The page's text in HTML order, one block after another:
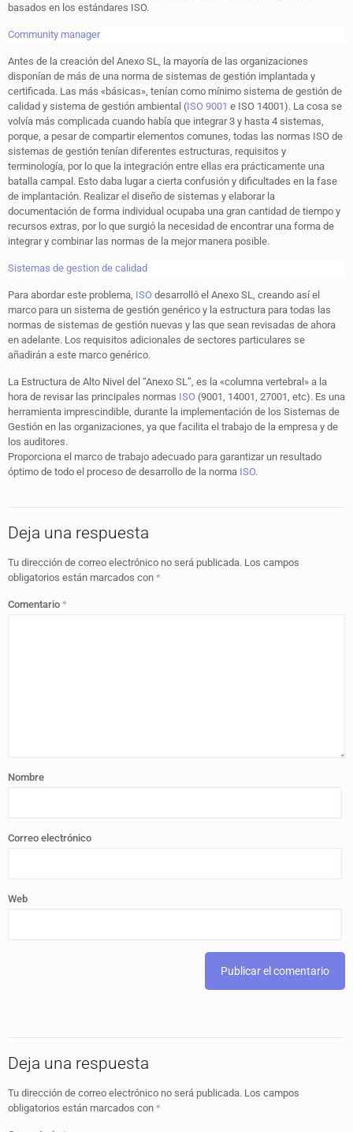
basados en los estándares ISO.
Community manager
Antes de la creación del Anexo SL, la mayoría de las organizaciones
disponían de más de una norma de sistemas de gestión implantada y
certificada. Las más «básicas», tenían como mínimo sistema de gestión de
calidad y sistema de gestión ambiental (ISO 9001 e ISO 14001). La cosa se
volvía más complicada cuando había que integrar 3 y hasta 4 sistemas,
porque, a pesar de compartir elementos comunes, todas las normas ISO de
sistemas de gestión tenían diferentes estructuras, requisitos y
terminología, por lo que la integración entre ellas era prácticamente una
batalla campal. Esto daba lugar a cierta confusión y dificultades en la fase
de implantación. Realizar el diseño de sistemas y elaborar la
documentación de forma individual ocupaba una gran cantidad de tiempo y
recursos extras, por lo que surgió la necesidad de encontrar una forma de
integrar y combinar las normas de la mejor manera posible.
Sistemas de gestion de calidad
Para abordar este problema, ISO desarrolló el Anexo SL, creando así el
marco para un sistema de gestión genérico y la estructura para todas las
normas de sistemas de gestión nuevas y las que sean revisadas de ahora
en adelante. Los requisitos adicionales de sectores particulares se
añadirán a este marco genérico.
La Estructura de Alto Nivel del “Anexo SL”, es la «columna vertebral» a la
hora de revisar las principales normas ISO (9001, 14001, 27001, etc). Es una
herramienta imprescindible, durante la implementación de los Sistemas de
Gestión en las organizaciones, ya que facilita el trabajo de la empresa y de
los auditores.
Proporciona el marco de trabajo adecuado para garantizar un resultado
óptimo de todo el proceso de desarrollo de la norma ISO.
Deja una respuesta
Tu dirección de correo electrónico no será publicada. Los campos
obligatorios están marcados con *
Comentario *
Nombre
Correo electrónico
Web
Deja una respuesta
Tu dirección de correo electrónico no será publicada. Los campos
obligatorios están marcados con *